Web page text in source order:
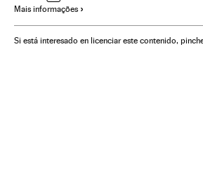
Ciências naturais
Produtos gado Gado Agronegócio
Mais informações
Si está interesado en licenciar este contenido,